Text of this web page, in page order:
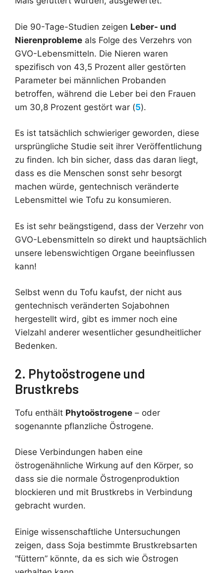
Die 90-Tage-Studien zeigen Leber- und
Nierenprobleme als Folge des Verzehrs von
GVO-Lebensmitteln. Die Nieren waren
spezifisch von 43,5 Prozent aller gestörten
Parameter bei männlichen Probanden
betroffen, während die Leber bei den Frauen
um 30,8 Prozent gestört war (5).
Es ist tatsächlich schwieriger geworden, diese
ursprüngliche Studie seit ihrer Veröffentlichung
zu finden. Ich bin sicher, dass das daran liegt,
dass es die Menschen sonst sehr besorgt
machen würde, gentechnisch veränderte
Lebensmittel wie Tofu zu konsumieren.
Es ist sehr beängstigend, dass der Verzehr von
GVO-Lebensmitteln so direkt und hauptsächlich
unsere lebenswichtigen Organe beeinflussen
kann!
Selbst wenn du Tofu kaufst, der nicht aus
gentechnisch veränderten Sojabohnen
hergestellt wird, gibt es immer noch eine
Vielzahl anderer wesentlicher gesundheitlicher
Bedenken.
2. Phytoöstrogene und
Brustkrebs
Tofu enthält Phytoöstrogene – oder
sogenannte pflanzliche Östrogene.
Diese Verbindungen haben eine
östrogenähnliche Wirkung auf den Körper, so
dass sie die normale Östrogenproduktion
blockieren und mit Brustkrebs in Verbindung
gebracht wurden.
Einige wissenschaftliche Untersuchungen
zeigen, dass Soja bestimmte Brustkrebsarten
“füttern” könnte, da es sich wie Östrogen